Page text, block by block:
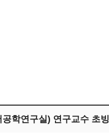
학연구실) 연구교수 초빙